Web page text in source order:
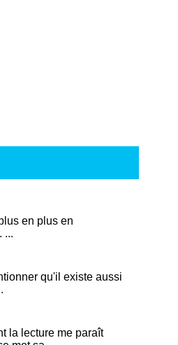
en plus en
...
qu'il existe aussi
la lecture me paraît